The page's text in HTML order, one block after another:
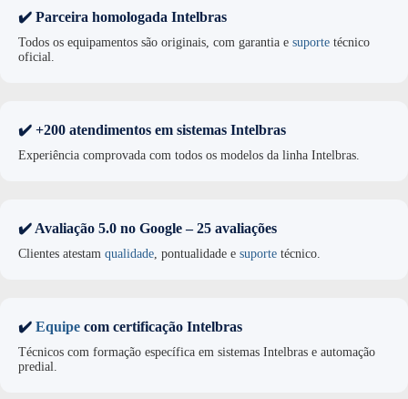
✔️ Parceira homologada Intelbras
Todos os equipamentos são originais, com garantia e suporte técnico
oficial.
✔️ +200 atendimentos em sistemas Intelbras
Experiência comprovada com todos os modelos da linha Intelbras.
✔️ Avaliação 5.0 no Google – 25 avaliações
Clientes atestam qualidade, pontualidade e suporte técnico.
✔️ Equipe com certificação Intelbras
Técnicos com formação específica em sistemas Intelbras e automação
predial.